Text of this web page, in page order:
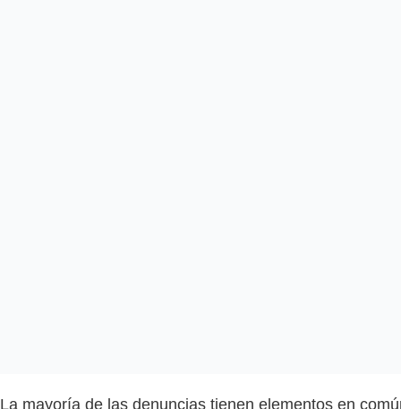
La mayoría de las denuncias tienen elementos en